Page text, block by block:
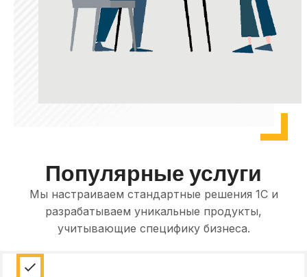
Популярные услуги
Мы настраиваем стандартные решения 1С и
разрабатываем уникальные продукты,
учитывающие специфику бизнеса.